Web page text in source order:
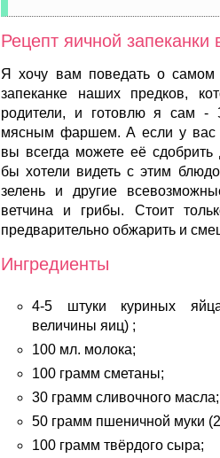
Рецепт яичной запеканки
Я хочу вам поведать о самом
запеканке наших предков,
родители, и готовлю я сам -
мясным фаршем. А если у вас
вы всегда можете её
бы хотели видеть с этим
зелень и другие
ветчина и грибы. Стоит
предварительно обжарить и
Ингредиенты
4-5 штуки куриных
величины яиц) ;
100 мл. молока;
100 грамм сметаны;
30 грамм сливочного масла;
50 грамм пшеничной муки
100 грамм твёрдого сыра;